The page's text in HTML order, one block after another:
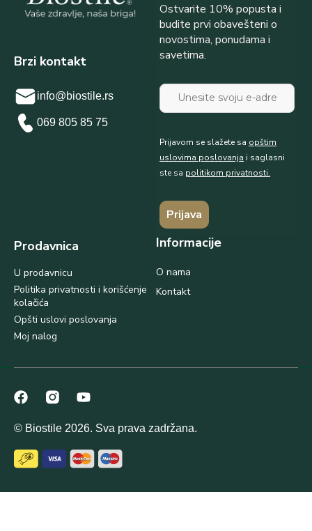
Brzi kontakt
info@biostile.rs
069 805 85 75
Ostvarite 10% popusta i
budite prvi obavešteni o
novostima, ponudama i
savetima.
Prijavom se slažete sa opštim
uslovima poslovanja i saglasni
ste sa politikom privatnosti.
Prijava
Prodavnica
U prodavnicu
Politika privatnosti i korišćenje
kolačića
Opšti uslovi poslovanja
Moj nalog
Informacije
O nama
Kontakt
© Biostile 2026. Sva prava zadržana.